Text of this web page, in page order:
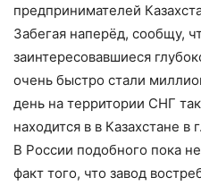
предпринимателей
Забегая наперёд, сообщу,
заинтересовавшиеся
очень быстро стали
день на территории СНГ
находится в в Казахстане в
В России подобного пока
факт того, что завод